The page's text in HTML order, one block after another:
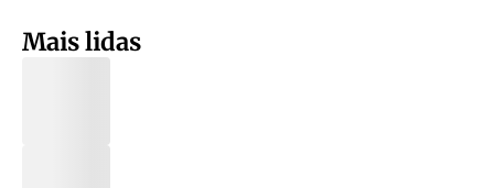
Mais lidas